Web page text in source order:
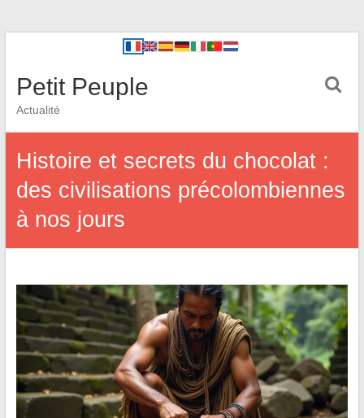
Petit Peuple
Actualité
Histoire et secrets du chocolat :
des civilisations précolombiennes
à nos jours